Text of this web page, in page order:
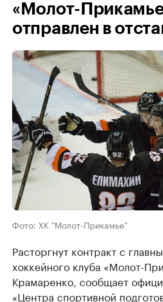
«Молот-
отправлен в
Фото: ХК "Молот-Прикамье"
Расторгнут контракт с
хоккейного клуба «Молот-
Крамаренко, сообщает
«Центра спортивной